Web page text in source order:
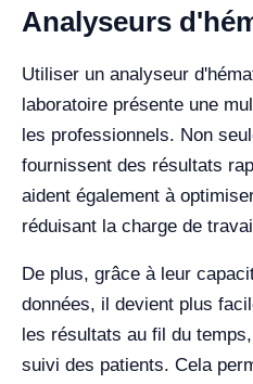
Analyseurs
Utiliser un analyseur
laboratoire présente une
les professionnels. Non
fournissent des résultats
aident également à
réduisant la charge de
De plus, grâce à leur
données, il devient plus
les résultats au fil du
suivi des patients. Cela